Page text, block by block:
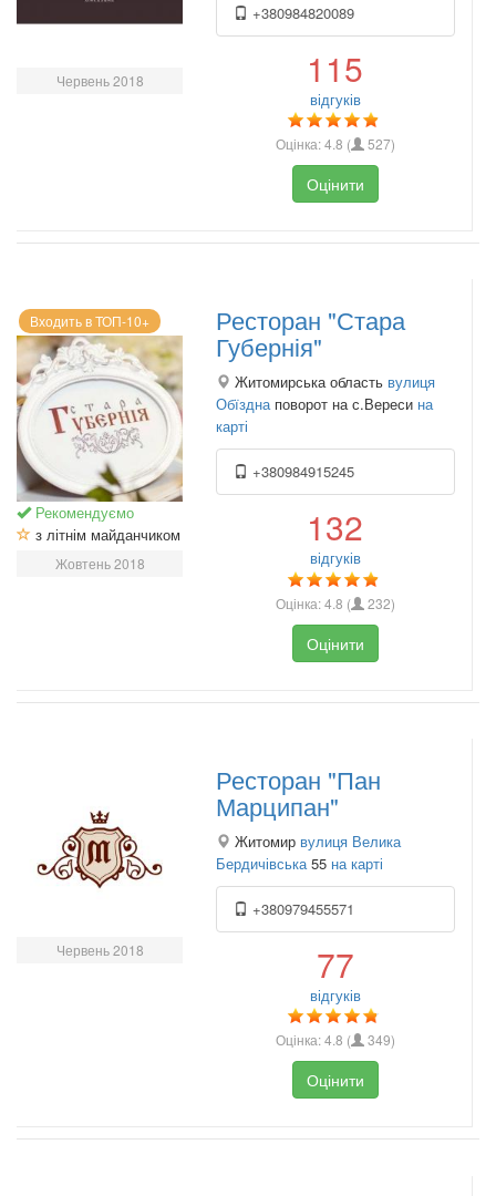
Червень 2018
+380984820089
115
відгуків
Оцінка:4.8 ( 527)
Оцінити
Входить в ТОП-10+
Рекомендуємо
з літнім майданчиком
Жовтень 2018
Ресторан "Стара
Губернія"
Житомирська область вулиця
Обїзднаповорот на с.Вереси на
карті
+380984915245
132
відгуків
Оцінка:4.8 ( 232)
Оцінити
Червень 2018
Ресторан "Пан
Марципан"
Житомир вулиця Велика
Бердичівська55 на карті
+380979455571
77
відгуків
Оцінка:4.8 ( 349)
Оцінити